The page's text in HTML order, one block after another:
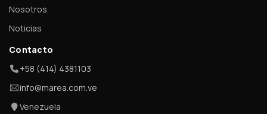
Nosotros
Noticias
Contacto
+58 (414) 4381103
info@marea.com.ve
Venezuela